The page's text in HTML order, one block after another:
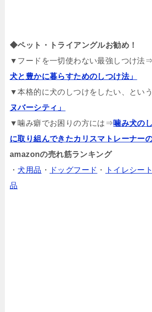
◆ペット・トライアングルお勧め！
▼フードを一切使わない最強しつけ法⇒
犬と豊かに暮らすためのしつけ法」
▼本格的に犬のしつけをしたい、とい
ヌバーシティ」
▼噛み癖でお困りの方には⇒噛み犬の
に取り組んできたカリスマトレーナー
amazonの売れ筋ランキング
・ 犬用品 ・ ドッグフード ・ トイレシート
品